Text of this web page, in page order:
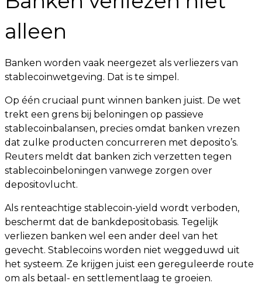
alleen
Banken worden vaak neergezet als verliezers van
stablecoinwetgeving. Dat is te simpel.
Op één cruciaal punt winnen banken juist. De wet
trekt een grens bij beloningen op passieve
stablecoinbalansen, precies omdat banken vrezen
dat zulke producten concurreren met deposito’s.
Reuters meldt dat banken zich verzetten tegen
stablecoinbeloningen vanwege zorgen over
depositovlucht.
Als renteachtige stablecoin-yield wordt verboden,
beschermt dat de bankdepositobasis. Tegelijk
verliezen banken wel een ander deel van het
gevecht. Stablecoins worden niet weggeduwd uit
het systeem. Ze krijgen juist een gereguleerde route
om als betaal- en settlementlaag te groeien.